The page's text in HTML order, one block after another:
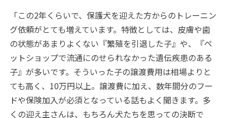
「この2年くらいで、保護犬を迎えた方からのトレーニン
グ依頼がとても増えています。特徴としては、皮膚や歯
の状態があまりよくない『繁殖を引退した子』や、『ペ
ットショップで流通にのせられなかった遺伝疾患のある
子』が多いです。そういった子の譲渡費用は相場よりと
ても高く、10万円以上。譲渡費に加え、数年間分のフー
ドや保険加入が必須となっている話もよく聞きます。多
くの迎え主さんは、もちろん犬たちを思っての決断で